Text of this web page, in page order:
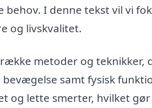
behov. I denne tekst vil vi
og livskvalitet.
metoder og teknikker,
samt fysisk
og lette smerter, hvilket